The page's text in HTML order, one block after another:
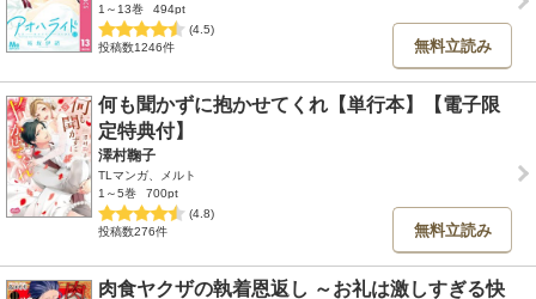
1～13巻
494pt
(4.5)
投稿数1246件
無料立読み
何も聞かずに抱かせてくれ【単行本】【電子限
定特典付】
澤村鞠子
TLマンガ、メルト
1～5巻
700pt
(4.8)
投稿数276件
無料立読み
肉食ヤクザの執着恩返し ～お礼は激しすぎる快